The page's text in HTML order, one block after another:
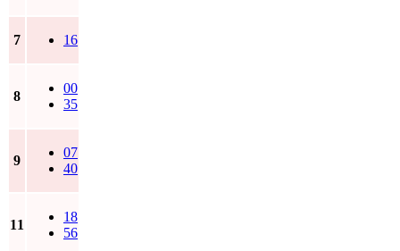
7 16
8
00
35
9
07
40
11
18
56